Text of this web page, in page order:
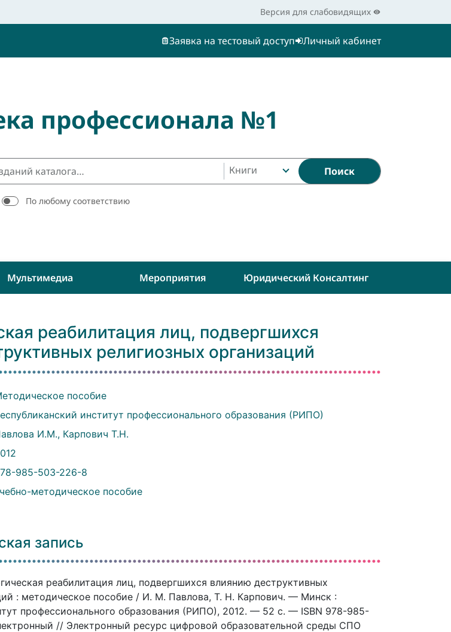
Версия для слабовидящих
Заявка на тестовый доступ Личный кабинет
профессионала №1
Книги Поиск
По любому соответствию
Мультимедиа Мероприятия Юридический Консалтинг
реабилитация лиц, подвергшихся
религиозных организаций
пособие
институт профессионального образования (РИПО)
И.М., Карпович Т.Н.
985-503-226-8
методическое пособие
запись
реабилитация лиц, подвергшихся влиянию деструктивных
: методическое пособие / И. М. Павлова, Т. Н. Карпович. — Минск :
профессионального образования (РИПО), 2012. — 52 c. — ISBN 978-985-
// Электронный ресурс цифровой образовательной среды СПО